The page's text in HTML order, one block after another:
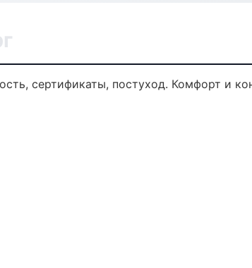
сертификаты, постуход. Комфорт и